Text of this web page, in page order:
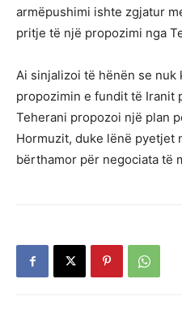
armëpushimi ishte zgjatur
pritje të një propozimi nga
Ai sinjalizoi të hënën se nuk
propozimin e fundit të Iranit
Teherani propozoi një plan
Hormuzit, duke lënë pyetjet
bërthamor për negociata të